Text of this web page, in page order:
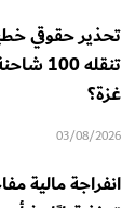
تحذير حقوقي
تنقله
غزة؟
03/08/2026
انفراجة مالية